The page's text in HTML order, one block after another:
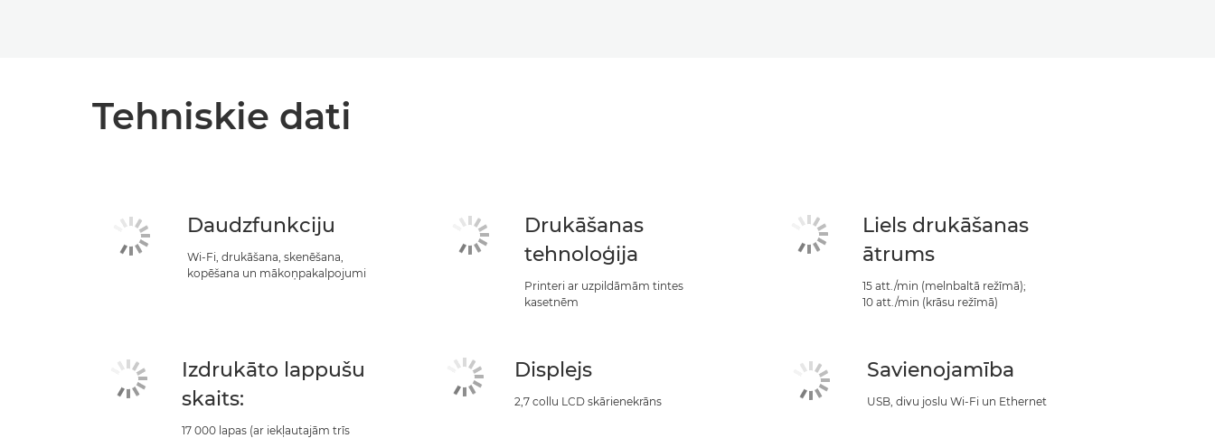
Tehniskie dati
Daudzfunkciju
Wi-Fi, drukāšana, skenēšana,
kopēšana un mākoņpakalpojumi
Drukāšanas
tehnoloģija
Printeri ar uzpildāmām tintes
kasetnēm
Liels drukāšanas
ātrums
15 att./min (melnbaltā režīmā);
10 att./min (krāsu režīmā)
Izdrukāto lappušu
skaits:
17 000 lapas (ar iekļautajām trīs
Displejs
2,7 collu LCD skārienekrāns
Savienojamība
USB, divu joslu Wi-Fi un Ethernet